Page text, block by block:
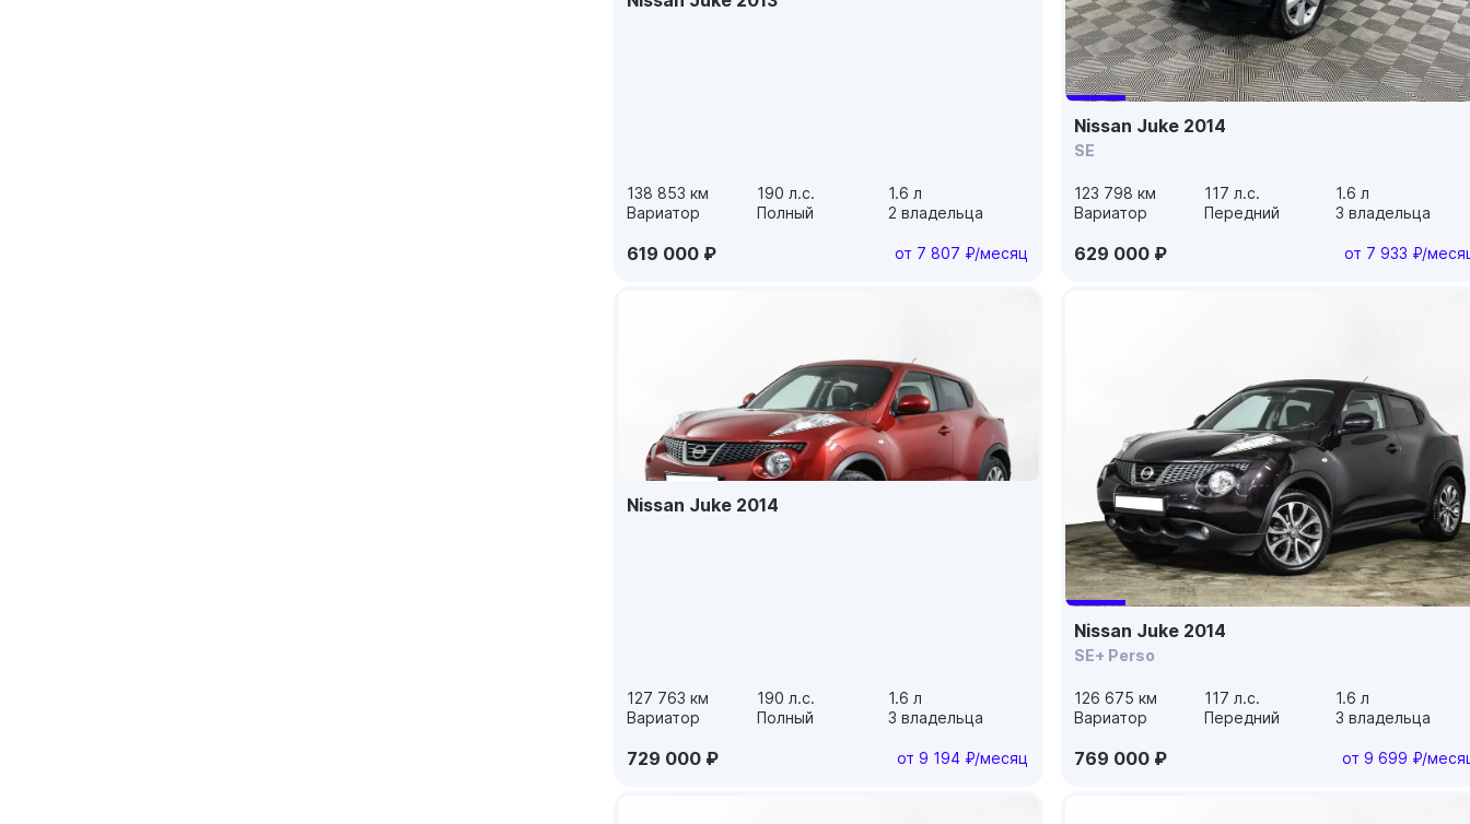
138 853 км 190 л.с.
1.6 л
Вариатор
Полный 2 владельца
619 000 ₽ от 7 807 ₽/месяц
Nissan Juke 2014
SE
123 798 км 117 л.с.
1.6 л
Вариатор
Передний 3 владельца
629 000 ₽ от 7 933 ₽/
Nissan Juke 2014
127 763 км 190 л.с.
1.6 л
Вариатор
Полный 3 владельца
729 000 ₽ от 9 194 ₽/месяц
Nissan Juke 2014
SE+ Perso
126 675 км 117 л.с.
1.6 л
Вариатор
Передний 3 владельца
769 000 ₽ от 9 699 ₽/